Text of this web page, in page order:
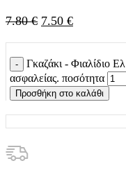
7.80€ 7.50 €
Γκαζάκι - Φιαλίδιο
ασφαλείας. ποσότητα
Προσθήκη στο καλάθι